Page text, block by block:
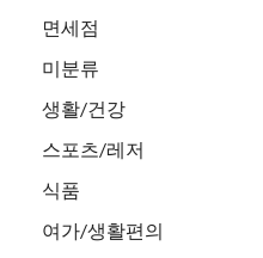
면세점
미분류
생활/건강
스포츠/레저
식품
여가/생활편의